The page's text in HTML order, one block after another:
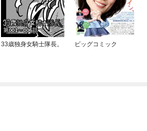
33歳独身女騎士隊長。 ビッグコミック